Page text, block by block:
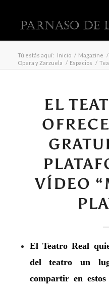
Tú estás aquí: Inicio / Magazine /
Opera y Zarzuela / Espacios /
EL
VÍDEO
El Teatro Real
del teatro un
compartir en